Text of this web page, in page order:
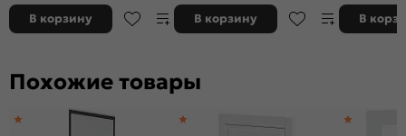
В корзину В корзину В
Похожие товары